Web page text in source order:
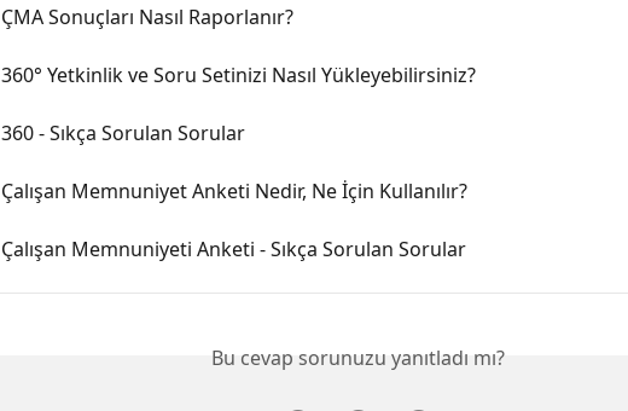
ÇMA Sonuçları Nasıl Raporlanır?
360° Yetkinlik ve Soru Setinizi Nasıl Yükleyebilirsiniz?
360 - Sıkça Sorulan Sorular
Çalışan Memnuniyet Anketi Nedir, Ne İçin Kullanılır?
Çalışan Memnuniyeti Anketi - Sıkça Sorulan Sorular
Bu cevap sorunuzu yanıtladı mı?